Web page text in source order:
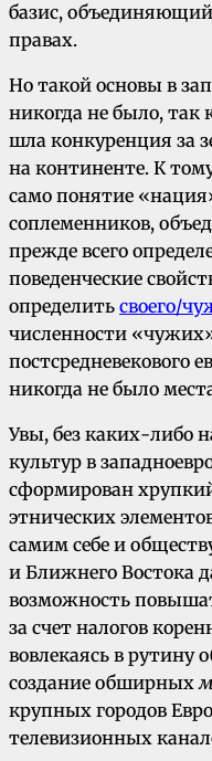
базис,
правах.
Но такой основы в
никогда не было, так
шла конкуренция за
на континенте. К
само понятие
соплеменников,
прежде всего
поведенческие
определить своего/
численности
постсредневекового
никогда не было
Увы, без каких-либо
культур в
сформирован
этнических
самим себе и
и Ближнего Востока
возможность
за счет налогов
вовлекаясь в рутину
создание обширных
крупных городов
телевизионных